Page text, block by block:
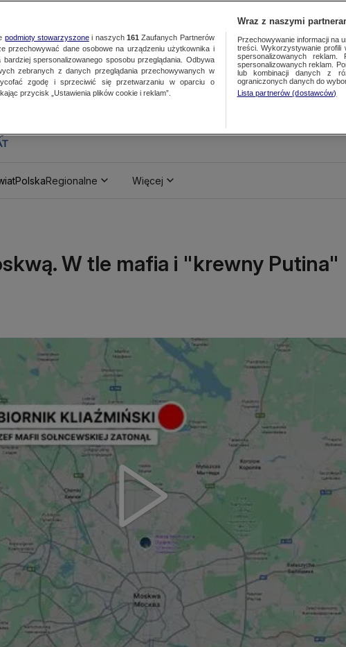
PolskaRegionalne Więcej
W tle mafia i "krewny Putina"
podmioty stowarzyszonei naszych 161 Zaufanych Partnerów
przechowywać dane osobowe na urządzeniu użytkownika i
spersonalizowanego sposobu przeglądania. Odbywa
zebranych z danych przeglądania przechowywanych w
zgodę i sprzeciwić się przetwarzaniu w oparciu o
przycisk „Ustawienia plików cookie i reklam”.
Wraz z naszymi
Przechowywanie informacji na
treści. Wykorzystywanie profili
spersonalizowanych
spersonalizowanych reklam.
lub kombinacji danych z
ograniczonych danych do
Lista partnerów (dostawców)